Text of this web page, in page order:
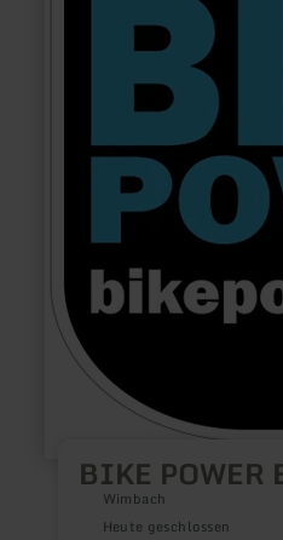
BIKE POWER
Wimbach
Heute geschlossen